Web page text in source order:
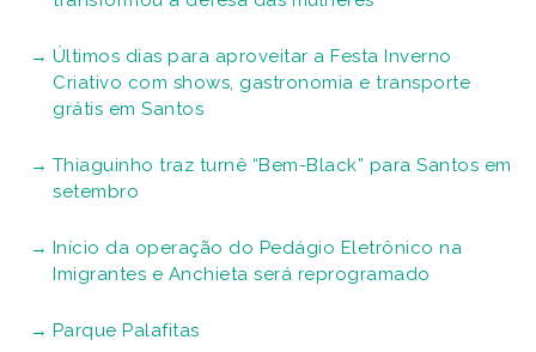
Últimos dias para aproveitar a Festa Inverno
Criativo com shows, gastronomia e transporte
grátis em Santos
Thiaguinho traz turnê “Bem-Black” para Santos em
setembro
Início da operação do Pedágio Eletrônico na
Imigrantes e Anchieta será reprogramado
Parque Palafitas